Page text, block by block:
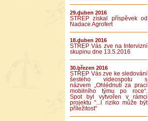
29.duben 2016
STŘEP získal příspěvek od
Nadace Agrofert
18.duben 2016
STŘEP Vás zve na Intervizní
skupinu dne 13.5.2016
30.březen 2016
STŘEP Vás zve ke sledování
šestého videospotu s
názvem „Ohlédnutí za prací
mobilního týmu po roce“.
Spot byl vytvořen v rámci
projektu "...I riziko může být
příležitost"